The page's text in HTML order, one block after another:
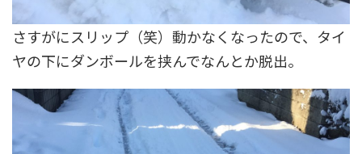
さすがにスリップ（笑）動かなくなったので、タイ
ヤの下にダンボールを挟んでなんとか脱出。